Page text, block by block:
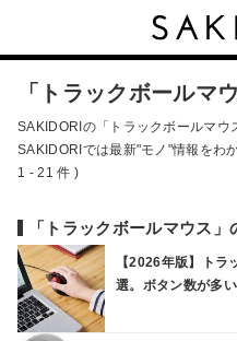
「トラックボールマ
SAKIDORIの「トラックボールマウ
SAKIDORIでは最新"モノ"情報をわ
1 - 21 件 )
「トラックボールマウス
【2026年版】ト
選。ボタン数が多